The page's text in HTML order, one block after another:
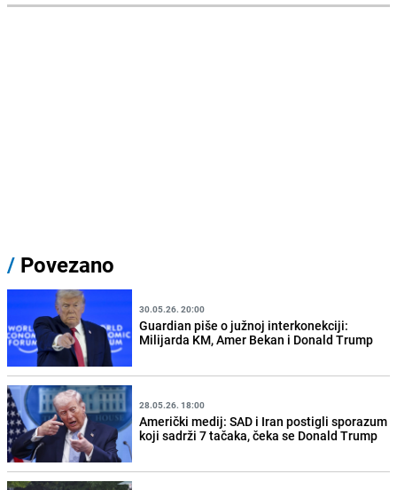
/ Povezano
30.05.26. 20:00
Guardian piše o južnoj interkonekciji:
Milijarda KM, Amer Bekan i Donald Trump
28.05.26. 18:00
Američki medij: SAD i Iran postigli sporazum
koji sadrži 7 tačaka, čeka se Donald Trump